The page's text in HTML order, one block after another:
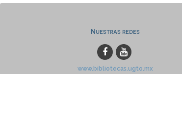
Nuestras redes
www.bibliotecas.ugto.mx